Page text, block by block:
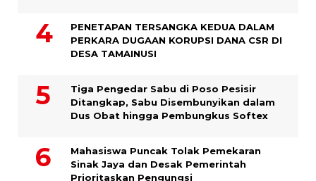
PENETAPAN TERSANGKA KEDUA DALAM
PERKARA DUGAAN KORUPSI DANA CSR DI
DESA TAMAINUSI
Tiga Pengedar Sabu di Poso Pesisir
Ditangkap, Sabu Disembunyikan dalam
Dus Obat hingga Pembungkus Softex
Mahasiswa Puncak Tolak Pemekaran
Sinak Jaya dan Desak Pemerintah
Prioritaskan Pengungsi